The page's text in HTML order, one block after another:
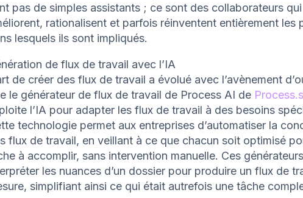
pas de simples assistants ; ce sont des collaborateurs qui
rationalisent et parfois réinventent entièrement les
lesquels ils sont impliqués.
de flux de travail avec l’IA
de créer des flux de travail a évolué avec l’avènement
le générateur de flux de travail de Process AI de
l’IA pour adapter les flux de travail à des besoins
technologie permet aux entreprises d’automatiser la
flux de travail, en veillant à ce que chacun soit optimisé
à accomplir, sans intervention manuelle. Ces
les nuances d’un dossier pour produire un flux de
simplifiant ainsi ce qui était autrefois une tâche